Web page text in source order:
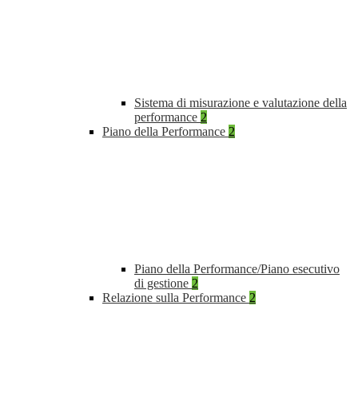
Sistema di misurazione e valutazione della
performance 2
Piano della Performance 2
Piano della Performance/Piano esecutivo
di gestione 2
Relazione sulla Performance 2